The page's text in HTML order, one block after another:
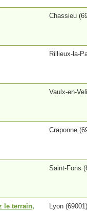
Chassieu
Rillieux-la-
Vaulx-en-
Craponne
Saint-Fons
le terrain,
Lyon (69001)